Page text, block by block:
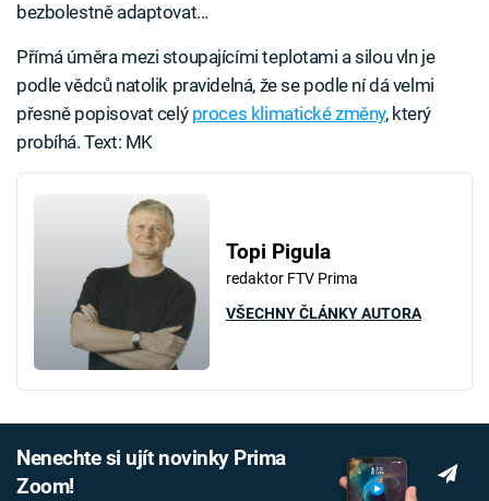
bezbolestně adaptovat...
Přímá úměra mezi stoupajícími teplotami a silou vln je
podle vědců natolik pravidelná, že se podle ní dá velmi
přesně popisovat celý proces klimatické změny, který
probíhá. Text: MK
Topi Pigula
redaktor FTV Prima
VŠECHNY ČLÁNKY AUTORA
Nenechte si ujít novinky Prima
Zoom!